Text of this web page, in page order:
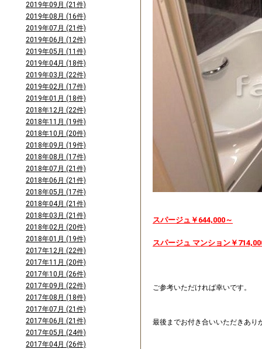
スパージュ￥644,000～
スパージュ マンション￥
ご参考いただければ幸いです。
最後までお付き合いいただきあり
2019年09月 (21件)
2019年08月 (16件)
2019年07月 (21件)
2019年06月 (12件)
2019年05月 (11件)
2019年04月 (18件)
2019年03月 (22件)
2019年02月 (17件)
2019年01月 (18件)
2018年12月 (22件)
2018年11月 (19件)
2018年10月 (20件)
2018年09月 (19件)
2018年08月 (17件)
2018年07月 (21件)
2018年06月 (21件)
2018年05月 (17件)
2018年04月 (21件)
2018年03月 (21件)
2018年02月 (20件)
2018年01月 (19件)
2017年12月 (22件)
2017年11月 (20件)
2017年10月 (26件)
2017年09月 (22件)
2017年08月 (18件)
2017年07月 (21件)
2017年06月 (21件)
2017年05月 (24件)
2017年04月 (26件)